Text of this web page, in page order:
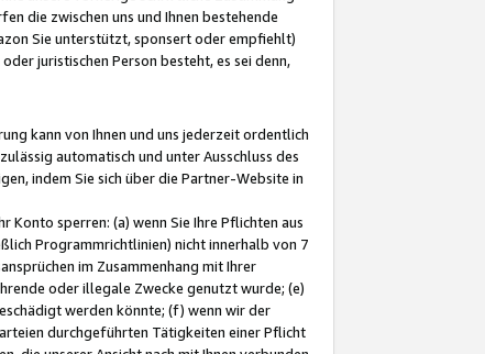
die zwischen uns und Ihnen bestehende
Sie unterstützt, sponsert oder empfiehlt)
juristischen Person besteht, es sei denn,
kann von Ihnen und uns jederzeit ordentlich
automatisch und unter Ausschluss des
indem Sie sich über die Partner-Website in
sperren: (a) wenn Sie Ihre Pflichten aus
Programmrichtlinien) nicht innerhalb von 7
im Zusammenhang mit Ihrer
oder illegale Zwecke genutzt wurde; (e)
werden könnte; (f) wenn wir der
durchgeführten Tätigkeiten einer Pflicht